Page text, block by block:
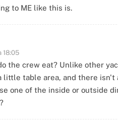
to ME like this is.
18:05
the crew eat? Unlike other
table area, and there isn't
one of the inside or outside